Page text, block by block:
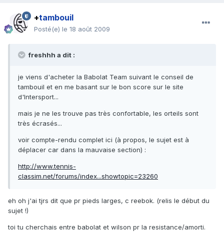
+tambouil
Posté(e) le 18 août 2009
freshhh a dit :
je viens d'acheter la Babolat Team suivant le conseil de
tambouil et en me basant sur le bon score sur le site
d'Intersport...
mais je ne les trouve pas très confortable, les orteils sont
très écrasés...
voir compte-rendu complet ici (à propos, le sujet est à
déplacer car dans la mauvaise section) :
http://www.tennis-
classim.net/forums/index...showtopic=23260
eh oh j'ai tjrs dit que pr pieds larges, c reebok. (relis le début du
sujet !)
toi tu cherchais entre babolat et wilson pr la resistance/amorti.